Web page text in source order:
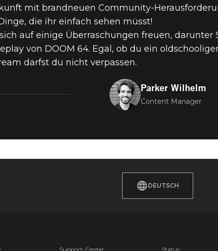
26 JAHRE
mit brandneuen Community-
die ihr einfach sehen müsst!
auf einige Überraschungen freuen, darunter
von DOOM 64. Egal, ob du ein
darfst du nicht verpassen.
Parker Wilhelm
Content Manager
DEUTSCH
Support-Center Status